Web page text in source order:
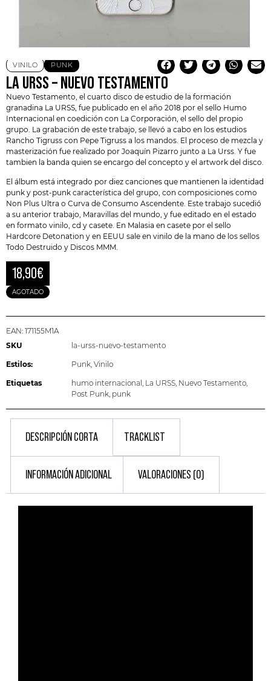
VINILO PUNK
LA URSS – NUEVO TESTAMENTO
Nuevo Testamento, el cuarto disco de estudio de la formación
granadina La URSS , fue publicado en el año 2018 por el sello Humo
Internacional en coedición con La Corporación, el sello del propio
grupo. La grabación de este trabajo, se llevó a cabo en los estudios
Rancho Tigruss con Pepe Tigruss a los mandos. El proceso de mezcla y
masterización fue realizado por Joaquín Pizarro junto a La Urss. Y fue
tambien la banda quien se encargo del concepto y el artwork del disco.
El álbum está integrado por diez canciones que mantienen la identidad
punk y post-punk característica del grupo, con composiciones como
Non Plus Ultra o Curva de Consumo Ascendente. Este trabajo sucedió
a su anterior trabajo, Maravillas del mundo, y fue editado en el estado
en formato vinilo, cd y casete. En Malasia en casete por el sello
Hardcore Detonation y en EEUU sale en vinilo de la mano de los sellos
Todo Destruido y Discos MMM.
18,90€
AGOTADO
EAN: 171155M1A
SKU
la-urss-nuevo-testamento
Estilos: Punk, Vinilo
Etiquetas humo internacional , La URSS, Nuevo Testamento,
Post Punk, punk
DESCRIPCIÓN CORTA TRACKLIST
INFORMACIÓN ADICIONAL VALORACIONES (0)